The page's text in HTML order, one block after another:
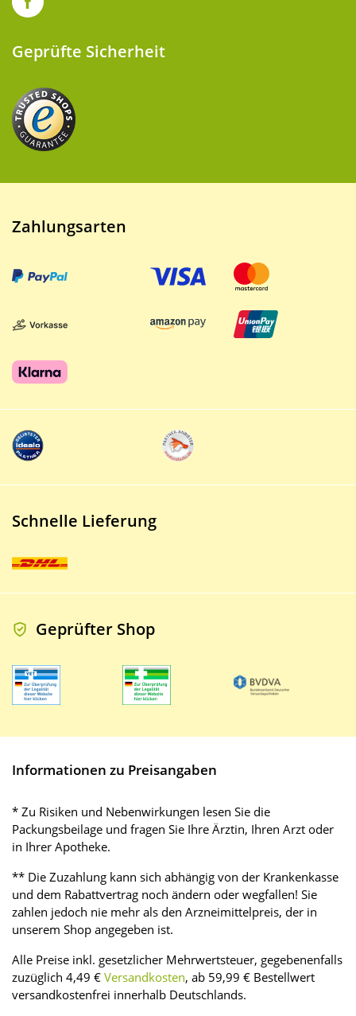
Geprüfte Sicherheit
Zahlungsarten
Schnelle Lieferung
Geprüfter Shop
Informationen zu Preisangaben
* Zu Risiken und Nebenwirkungen lesen Sie die
Packungsbeilage und fragen Sie Ihre Ärztin, Ihren Arzt oder
in Ihrer Apotheke.
** Die Zuzahlung kann sich abhängig von der Krankenkasse
und dem Rabattvertrag noch ändern oder wegfallen! Sie
zahlen jedoch nie mehr als den Arzneimittelpreis, der in
unserem Shop angegeben ist.
Alle Preise inkl. gesetzlicher Mehrwertsteuer, gegebenenfalls
zuzüglich 4,49 € Versandkosten, ab 59,99 € Bestellwert
versandkostenfrei innerhalb Deutschlands.